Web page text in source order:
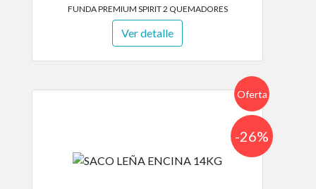
FUNDA PREMIUM SPIRIT 2 QUEMADORES
Ver detalle
Oferta
-26%